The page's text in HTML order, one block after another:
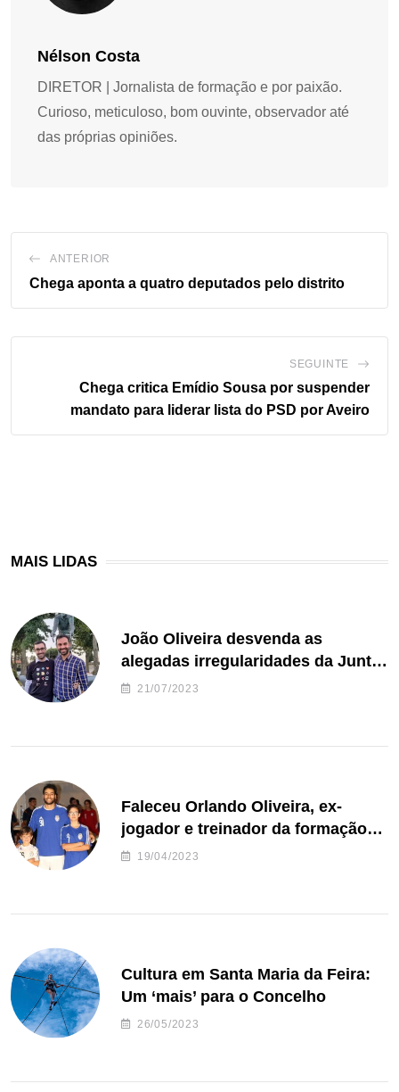
Nélson Costa
DIRETOR | Jornalista de formação e por paixão.
Curioso, meticuloso, bom ouvinte, observador até
das próprias opiniões.
ANTERIOR
Chega aponta a quatro deputados pelo distrito
SEGUINTE
Chega critica Emídio Sousa por suspender
mandato para liderar lista do PSD por Aveiro
MAIS LIDAS
João Oliveira desvenda as
alegadas irregularidades da Junta
de Freguesia S. João de Ver
21/07/2023
Faleceu Orlando Oliveira, ex-
jogador e treinador da formação
de andebol do Feirense
19/04/2023
Cultura em Santa Maria da Feira:
Um ‘mais’ para o Concelho
26/05/2023